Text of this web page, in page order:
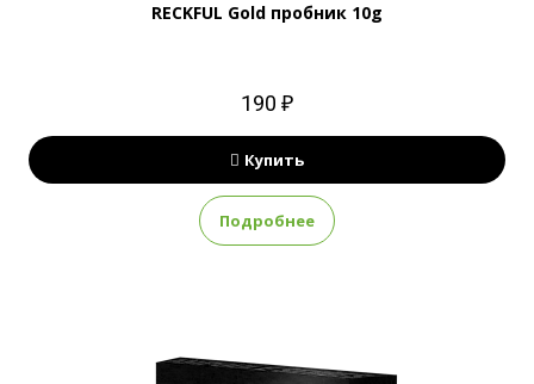
RECKFUL Gold пробник 10g
190 ₽
Купить
Подробнее